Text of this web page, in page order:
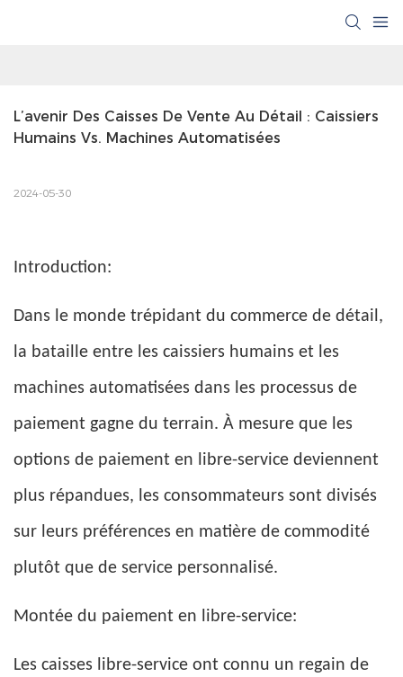
L’avenir Des Caisses De Vente Au Détail : Caissiers
Humains Vs. Machines Automatisées
2024-05-30
Introduction:
Dans le monde trépidant du commerce de détail,
la bataille entre les caissiers humains et les
machines automatisées dans les processus de
paiement gagne du terrain. À mesure que les
options de paiement en libre-service deviennent
plus répandues, les consommateurs sont divisés
sur leurs préférences en matière de commodité
plutôt que de service personnalisé.
Montée du paiement en libre-service:
Les caisses libre-service ont connu un regain de